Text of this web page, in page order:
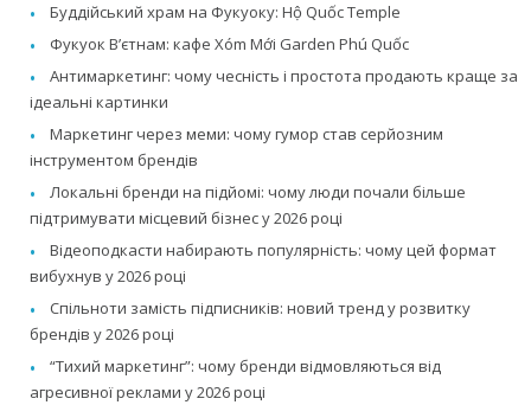
Буддійський храм на Фукуоку: Hộ Quốc Temple
Фукуок В’єтнам: кафе Xóm Mới Garden Phú Quốc
Антимаркетинг: чому чесність і простота продають краще за
ідеальні картинки
Маркетинг через меми: чому гумор став серйозним
інструментом брендів
Локальні бренди на підйомі: чому люди почали більше
підтримувати місцевий бізнес у 2026 році
Відеоподкасти набирають популярність: чому цей формат
вибухнув у 2026 році
Спільноти замість підписників: новий тренд у розвитку
брендів у 2026 році
“Тихий маркетинг”: чому бренди відмовляються від
агресивної реклами у 2026 році